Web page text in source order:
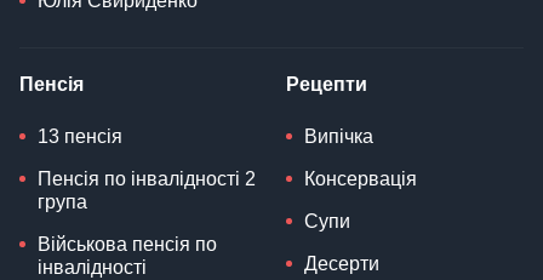
Пенсія
13 пенсія
Пенсія по інвалідності 2
група
Військова пенсія по
інвалідності
Рецепти
Випічка
Консервація
Супи
Десерти